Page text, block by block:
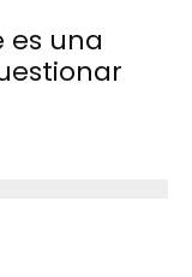
es una